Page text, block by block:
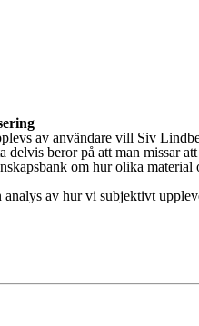
av användare vill Siv
beror på att man missar
om hur olika
av hur vi subjektivt